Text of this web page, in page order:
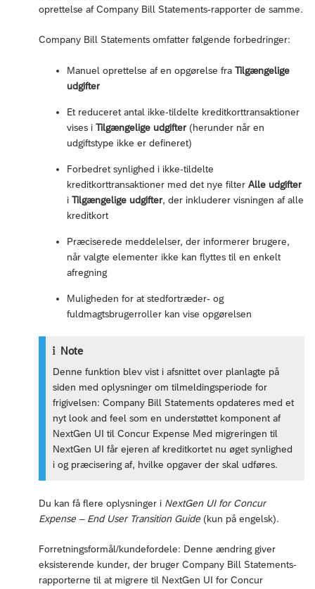
oprettelse af Company Bill Statements-rapporter de samme.
Company Bill Statements omfatter følgende forbedringer:
Manuel oprettelse af en opgørelse fra Tilgængelige
udgifter
Et reduceret antal ikke-tildelte kreditkorttransaktioner
vises i Tilgængelige udgifter (herunder når en
udgiftstype ikke er defineret)
Forbedret synlighed i ikke-tildelte
kreditkorttransaktioner med det nye filter Alle udgifter
i Tilgængelige udgifter, der inkluderer visningen af alle
kreditkort
Præciserede meddelelser, der informerer brugere,
når valgte elementer ikke kan flyttes til en enkelt
afregning
Muligheden for at stedfortræder- og
fuldmagtsbrugerroller kan vise opgørelsen
Note
Denne funktion blev vist i afsnittet over planlagte på
siden med oplysninger om tilmeldingsperiode for
frigivelsen: Company Bill Statements opdateres med et
nyt look and feel som en understøttet komponent af
NextGen UI til Concur Expense Med migreringen til
NextGen UI får ejeren af kreditkortet nu øget synlighed
i og præcisering af, hvilke opgaver der skal udføres.
Du kan få flere oplysninger i NextGen UI for Concur
Expense – End User Transition Guide (kun på engelsk).
Forretningsformål/kundefordele: Denne ændring giver
eksisterende kunder, der bruger Company Bill Statements-
rapporterne til at migrere til NextGen UI for Concur